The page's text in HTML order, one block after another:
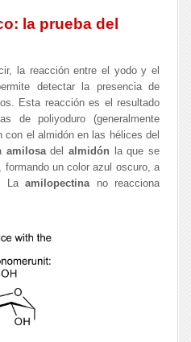
la prueba del
la reacción entre el yodo y el
detectar la presencia de
Esta reacción es el resultado
de poliyoduro (generalmente
con el almidón en las hélices del
amilosadel almidón la que se
un color azul oscuro, a
Laamilopectinano reacciona